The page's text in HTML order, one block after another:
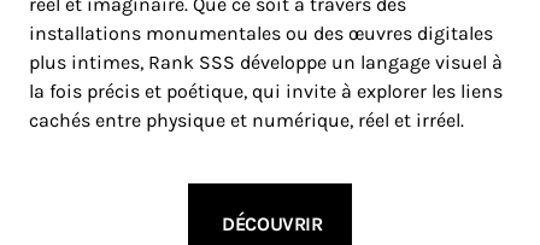
installations monumentales ou des œuvres digitales
plus intimes, Rank SSS développe un langage visuel à
la fois précis et poétique, qui invite à explorer les liens
cachés entre physique et numérique, réel et irréel.
DÉCOUVRIR